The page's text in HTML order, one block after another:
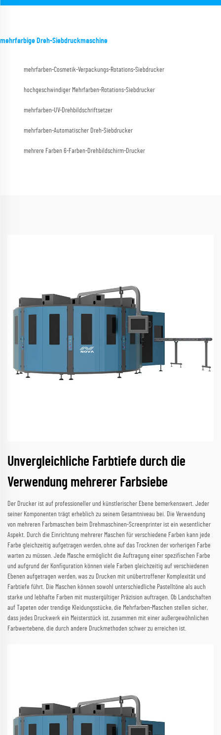
mehrfarbige Dreh-Siebdruckmaschine
mehrfarben-Cosmetik-Verpackungs-Rotations-Siebdrucker
hochgeschwindiger Mehrfarben-Rotations-Siebdrucker
mehrfarben-UV-Drehbildschriftsetzer
mehrfarben-Automatischer Dreh-Siebdrucker
mehrere Farben 6-Farben-Drehbildschirm-Drucker
Unvergleichliche Farbtiefe durch die
Verwendung mehrerer Farbsiebe
Der Drucker ist auf professioneller und künstlerischer Ebene bemerkenswert. Jeder
seiner Komponenten trägt erheblich zu seinem Gesamtniveau bei. Die Verwendung
von mehreren Farbmaschen beim Drehmaschinen-Screenprinter ist ein wesentlicher
Aspekt. Durch die Einrichtung mehrerer Maschen für verschiedene Farben kann jede
Farbe gleichzeitig aufgetragen werden, ohne auf das Trocknen der vorherigen Farbe
warten zu müssen. Jede Masche ermöglicht die Auftragung einer spezifischen Farbe
und aufgrund der Konfiguration können viele Farben gleichzeitig auf verschiedenen
Ebenen aufgetragen werden, was zu Drucken mit unübertroffener Komplexität und
Farbtiefe führt. Die Maschen können sowohl unterschiedliche Pastelltöne als auch
starke und lebhafte Farben mit mustergültiger Präzision auftragen. Ob Landschaften
auf Tapeten oder trendige Kleidungsstücke, die Mehrfarben-Maschen stellen sicher,
dass jedes Druckwerk ein Meisterstück ist, zusammen mit einer außergewöhnlichen
Farbwertebene, die durch andere Druckmethoden schwer zu erreichen ist.